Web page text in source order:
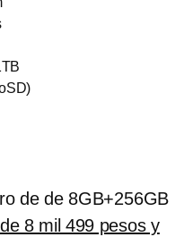
de de 8GB+256GB
8 mil 499 pesos y